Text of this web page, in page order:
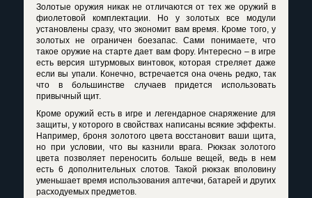
Золотые оружия никак не отличаются от тех же оружий в
фиолетовой комплектации. Но у золотых все модули
установлены сразу, что экономит вам время. Кроме того, у
золотых не ограничен боезапас. Сами понимаете, что
такое оружие на старте дает вам фору. Интересно – в игре
есть версия штурмовых винтовок, которая стреляет даже
если вы упали. Конечно, встречается она очень редко, так
что в большинстве случаев придется использовать
привычный щит.
Кроме оружий есть в игре и легендарное снаряжение для
защиты, у которого в свойствах написаны всякие эффекты.
Например, броня золотого цвета восстановит ваши щита,
но при условии, что вы казнили врага. Рюкзак золотого
цвета позволяет переносить больше вещей, ведь в нем
есть 6 дополнительных слотов. Такой рюкзак вполовину
уменьшает время использования аптечки, батарей и других
расходуемых предметов.